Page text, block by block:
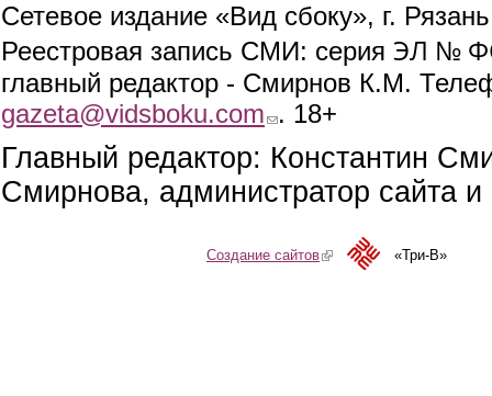
Сетевое издание «Вид сбоку», г.
Реестровая запись СМИ: серия ЭЛ №
главный редактор - Смирнов К.М.
gazeta@vidsboku.com (link sends e-mail)
. 18+
Главный редактор: Константин
Смирнова, администратор сайта
Создание сайтов(link is external)«Три-В»